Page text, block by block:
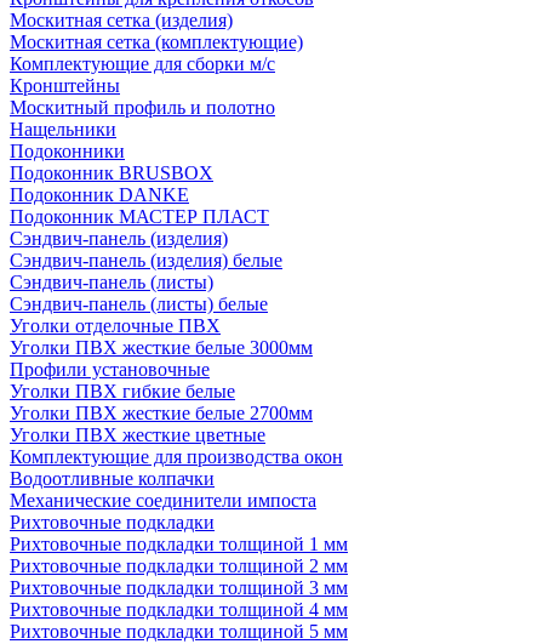
Москитная сетка (изделия)
Москитная сетка (комплектующие)
Комплектующие для сборки м/с
Кронштейны
Москитный профиль и полотно
Нащельники
Подоконники
Подоконник BRUSBOX
Подоконник DANKE
Подоконник МАСТЕР ПЛАСТ
Сэндвич-панель (изделия)
Сэндвич-панель (изделия) белые
Сэндвич-панель (листы)
Сэндвич-панель (листы) белые
Уголки отделочные ПВХ
Уголки ПВХ жесткие белые 3000мм
Профили установочные
Уголки ПВХ гибкие белые
Уголки ПВХ жесткие белые 2700мм
Уголки ПВХ жесткие цветные
Комплектующие для производства окон
Водоотливные колпачки
Механические соединители импоста
Рихтовочные подкладки
Рихтовочные подкладки толщиной 1 мм
Рихтовочные подкладки толщиной 2 мм
Рихтовочные подкладки толщиной 3 мм
Рихтовочные подкладки толщиной 4 мм
Рихтовочные подкладки толщиной 5 мм